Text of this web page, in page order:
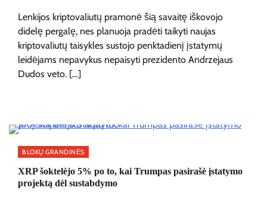
Lenkijos kriptovaliutų pramonė šią savaitę iškovojo
didelę pergalę, nes planuoja pradėti taikyti naujas
kriptovaliutų taisykles sustojo penktadienį įstatymų
leidėjams nepavykus nepaisyti prezidento Andrzejaus
Dudos veto. […]
BLOKŲ GRANDINĖS
XRP šoktelėjo 5% po to, kai Trumpas pasirašė įstatymo
projektą dėl sustabdymo